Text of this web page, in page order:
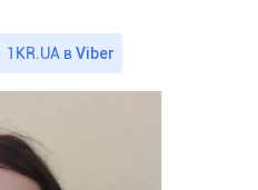
1KR.UA вViber